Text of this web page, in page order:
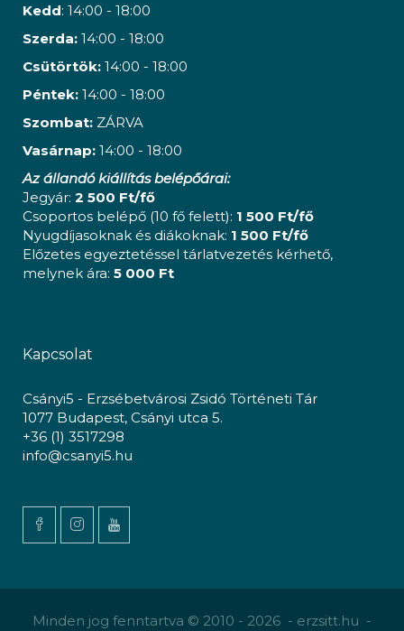
Kedd: 14:00 - 18:00
Szerda: 14:00 - 18:00
Csütörtök: 14:00 - 18:00
Péntek: 14:00 - 18:00
Szombat: ZÁRVA
Vasárnap: 14:00 - 18:00
Az állandó kiállítás belépőárai:
Jegyár: 2 500 Ft/fő
Csoportos belépő (10 fő felett): 1 500 Ft/fő
Nyugdíjasoknak és diákoknak: 1 500 Ft/fő
Előzetes egyeztetéssel tárlatvezetés kérhető,
melynek ára: 5 000 Ft
Kapcsolat
Csányi5 - Erzsébetvárosi Zsidó Történeti Tár
1077 Budapest, Csányi utca 5.
+36 (1) 3517298
info@csanyi5.hu
Minden jog fenntartva © 2010 - 2026 - erzsitt.hu -